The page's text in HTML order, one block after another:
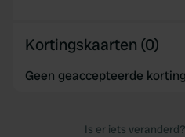
Kortingskaarten (0)
Geen geaccepteerde
Is er iets veranderd?